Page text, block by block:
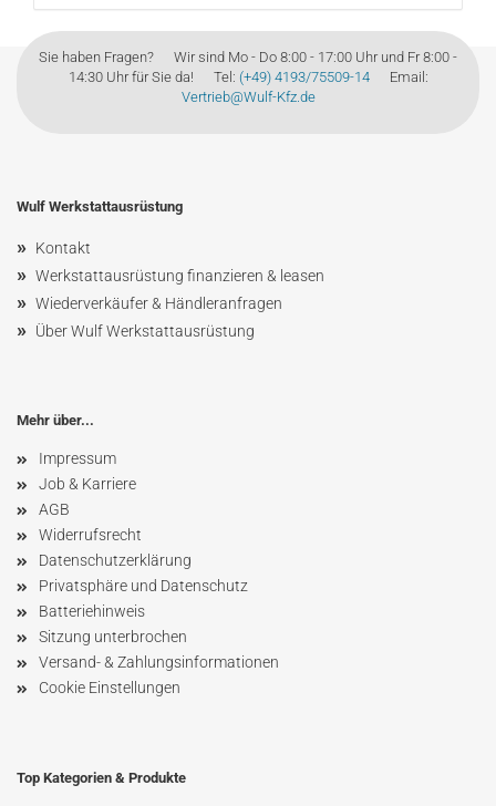
Sie haben Fragen? Wir sind Mo - Do 8:00 - 17:00 Uhr und Fr 8:00 -
14:30 Uhr für Sie da! Tel: (+49) 4193/75509-14Email:
Vertrieb@Wulf-Kfz.de
Wulf Werkstattausrüstung
» Kontakt
» Werkstattausrüstung finanzieren & leasen
» Wiederverkäufer & Händleranfragen
» Über Wulf Werkstattausrüstung
Mehr über...
Impressum
Job & Karriere
AGB
Widerrufsrecht
Datenschutzerklärung
Privatsphäre und Datenschutz
Batteriehinweis
Sitzung unterbrochen
Versand- & Zahlungsinformationen
Cookie Einstellungen
Top Kategorien & Produkte